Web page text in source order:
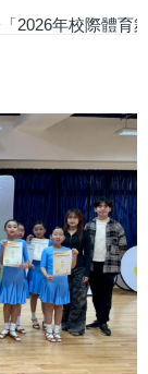
2026年校際體育